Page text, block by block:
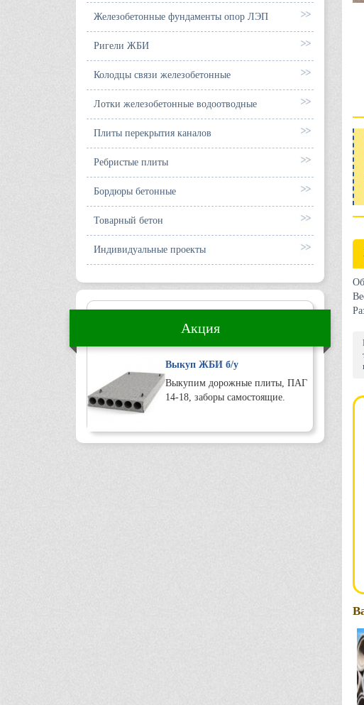
Железобетонные фундаменты опор ЛЭП
Ригели ЖБИ
Колодцы связи железобетонные
Лотки железобетонные водоотводные
Плиты перекрытия каналов
Ребристые плиты
Бордюры бетонные
Товарный бетон
Индивидуальные проекты
Акция
Выкуп ЖБИ б/у
Выкупим дорожные плиты, ПАГ
14-18, заборы самостоящие.